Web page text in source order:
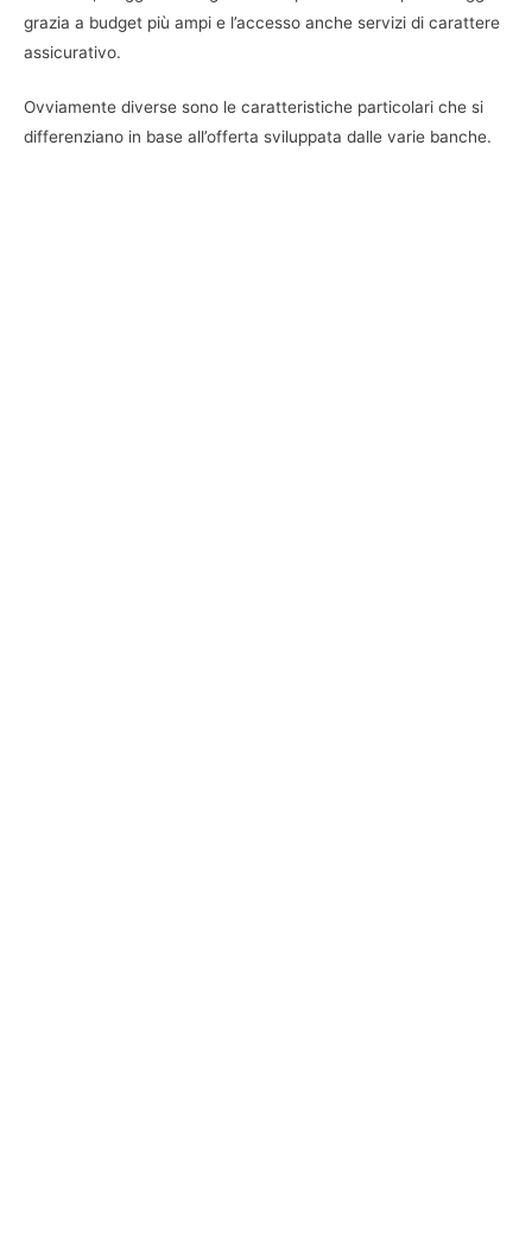
grazia a budget più ampi e l’accesso anche servizi di carattere
assicurativo.
Ovviamente diverse sono le caratteristiche particolari che si
differenziano in base all’offerta sviluppata dalle varie banche.